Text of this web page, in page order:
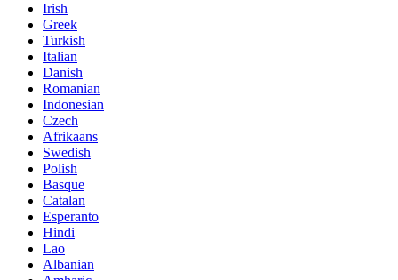
Irish
Greek
Turkish
Italian
Danish
Romanian
Indonesian
Czech
Afrikaans
Swedish
Polish
Basque
Catalan
Esperanto
Hindi
Lao
Albanian